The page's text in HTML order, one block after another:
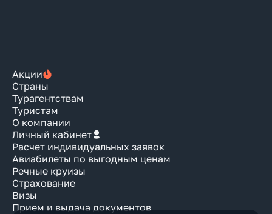
Акции
Страны
Турагентствам
Туристам
О компании
Личный кабинет
Расчет индивидуальных заявок
Авиабилеты по выгодным ценам
Речные круизы
Страхование
Визы
Прием и выдача документов